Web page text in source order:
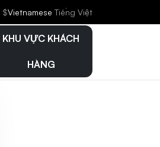
$Vietnamese Tiếng Việt
KHU VỰC KHÁCH
HÀNG